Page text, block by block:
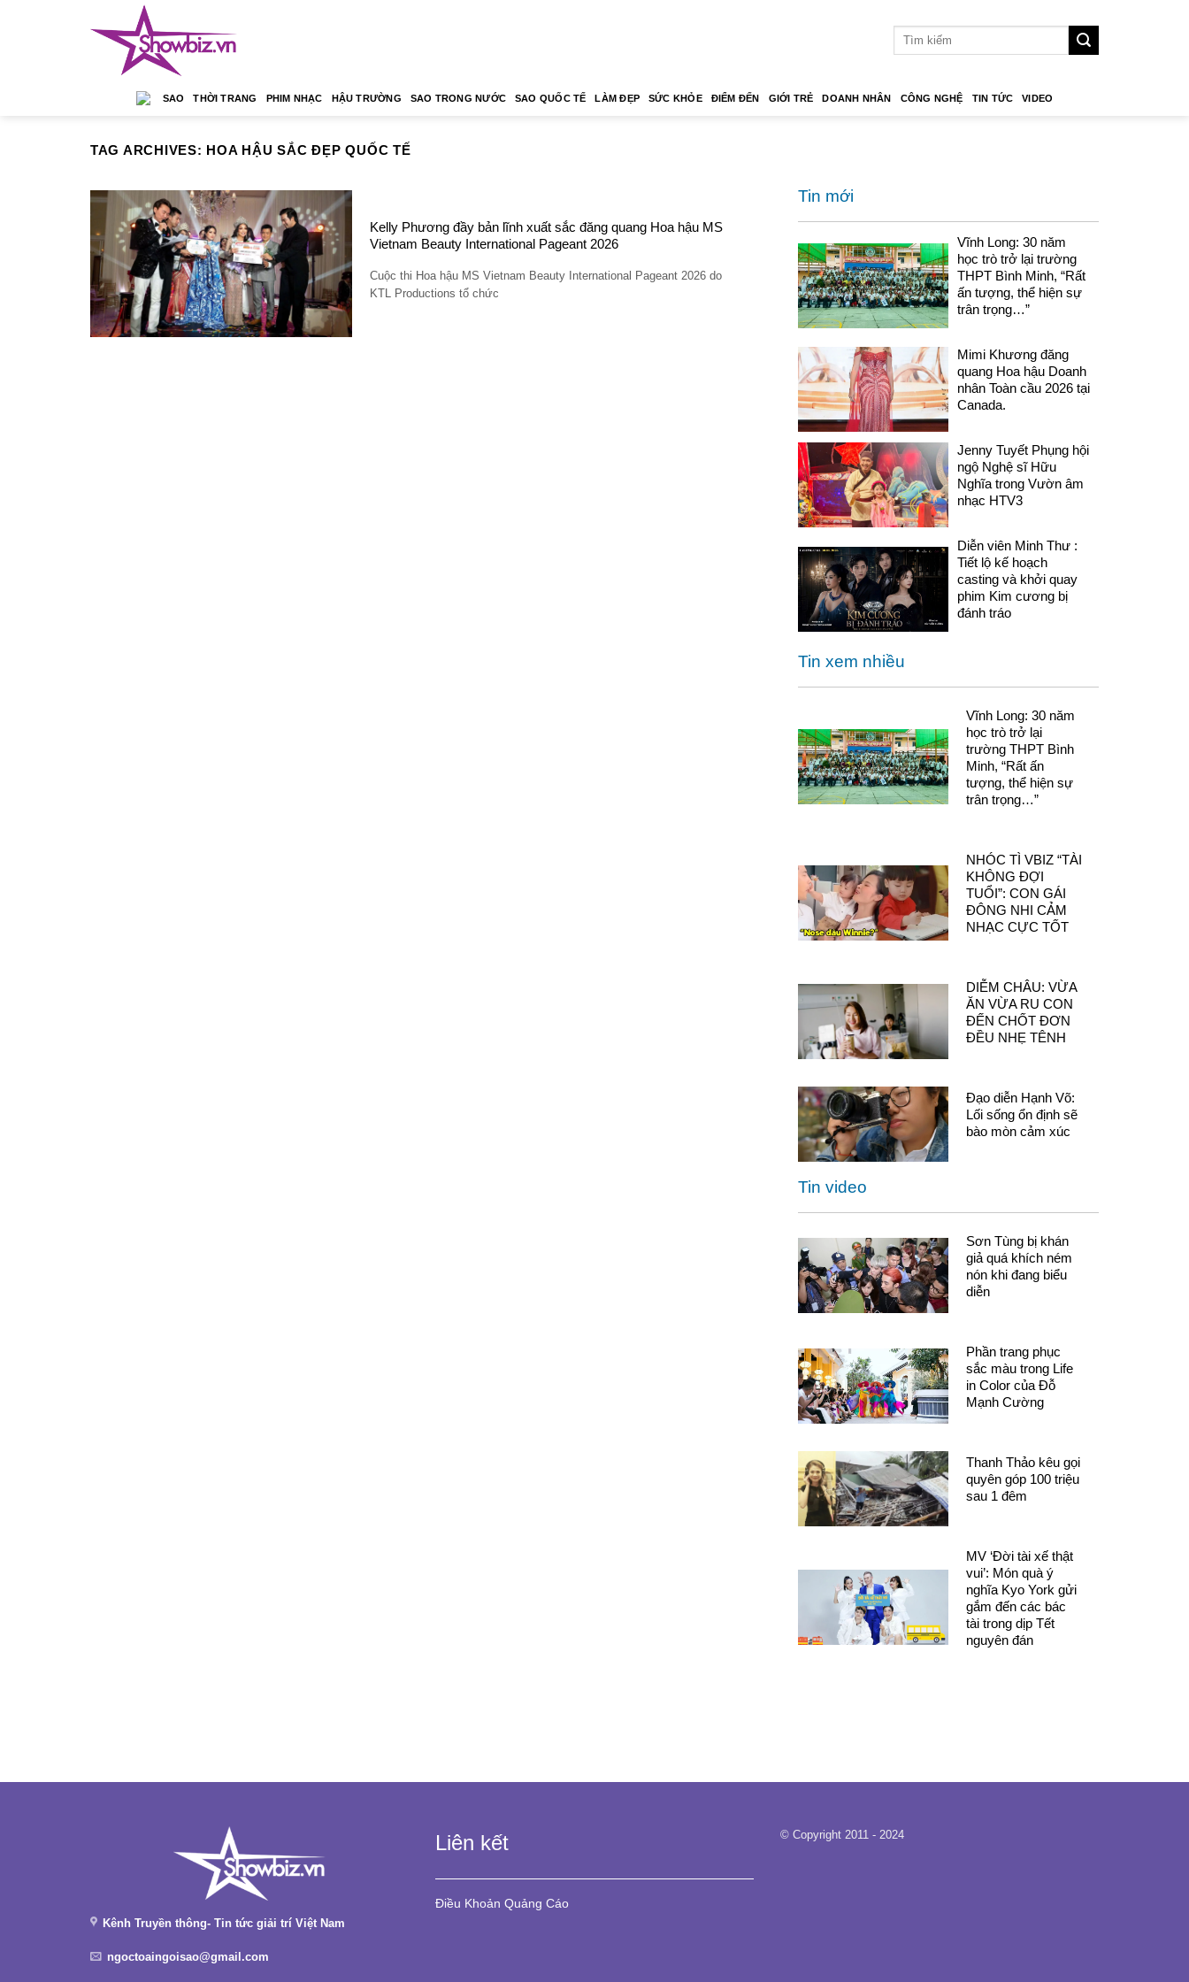
SAO THỜI TRANG PHIM NHẠC HẬU TRƯỜNG SAO TRONG NƯỚC SAO QUỐC TẾ LÀM ĐẸP SỨC KHỎE ĐIỂM ĐẾN GIỚI TRẺ DOANH NHÂN CÔNG NGHỆ TIN TỨC VIDEO
TAG ARCHIVES: HOA HẬU SẮC ĐẸP QUỐC TẾ
Kelly Phương đầy bản lĩnh xuất sắc đăng quang Hoa hậu MS
Vietnam Beauty International Pageant 2026
Cuộc thi Hoa hậu MS Vietnam Beauty International Pageant 2026 do
KTL Productions tổ chức
Tin mới
Vĩnh Long: 30 năm
học trò trở lại trường
THPT Bình Minh, “Rất
ấn tượng, thể hiện sự
trân trọng…”
Mimi Khương đăng
quang Hoa hậu Doanh
nhân Toàn cầu 2026 tại
Canada.
Jenny Tuyết Phụng hội
ngộ Nghệ sĩ Hữu
Nghĩa trong Vườn âm
nhạc HTV3
Diễn viên Minh Thư :
Tiết lộ kế hoạch
casting và khởi quay
phim Kim cương bị
đánh tráo
Tin xem nhiều
Vĩnh Long: 30 năm
học trò trở lại
trường THPT Bình
Minh, “Rất ấn
tượng, thể hiện sự
trân trọng…”
NHÓC TÌ VBIZ “TÀI
KHÔNG ĐỢI
TUỔI”: CON GÁI
ĐÔNG NHI CẢM
NHẠC CỰC TỐT
DIỄM CHÂU: VỪA
ĂN VỪA RU CON
ĐẾN CHỐT ĐƠN
ĐỀU NHẸ TÊNH
Đạo diễn Hạnh Võ:
Lối sống ổn định sẽ
bào mòn cảm xúc
Tin video
Sơn Tùng bị khán
giả quá khích ném
nón khi đang biểu
diễn
Phần trang phục
sắc màu trong Life
in Color của Đỗ
Mạnh Cường
Thanh Thảo kêu gọi
quyên góp 100 triệu
sau 1 đêm
MV ‘Đời tài xế thật
vui’: Món quà ý
nghĩa Kyo York gửi
gắm đến các bác
tài trong dịp Tết
nguyên đán
Kênh Truyền thông- Tin tức giải trí Việt Nam
ngoctoaingoisao@gmail.com
Liên kết
Điều Khoản Quảng Cáo
© Copyright 2011 - 2024